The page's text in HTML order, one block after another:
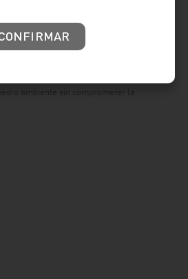
agua mediante un sistema de cierre
y confort.
cualquier estilo de baño. Opta por la